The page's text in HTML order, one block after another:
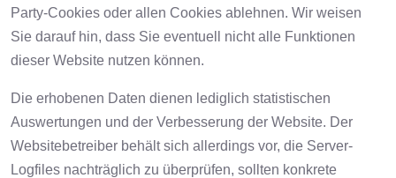
Party-Cookies oder allen Cookies ablehnen. Wir weisen
Sie darauf hin, dass Sie eventuell nicht alle Funktionen
dieser Website nutzen können.
Die erhobenen Daten dienen lediglich statistischen
Auswertungen und der Verbesserung der Website. Der
Websitebetreiber behält sich allerdings vor, die Server-
Logfiles nachträglich zu überprüfen, sollten konkrete